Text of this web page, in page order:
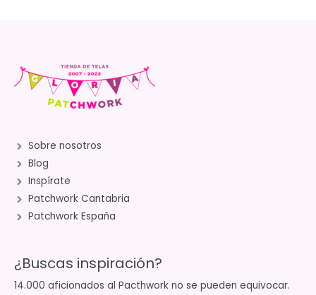
Sobre nosotros
Blog
Inspírate
Patchwork Cantabria
Patchwork España
¿Buscas inspiración?
14.000 aficionados al Pacthwork no se pueden equivocar.